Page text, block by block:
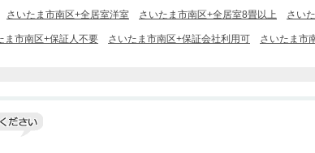
さいたま市南区+全居室洋室 さいたま市南区+全居室8畳以上 さい
ま市南区+保証人不要 さいたま市南区+保証会社利用可 さいたま市